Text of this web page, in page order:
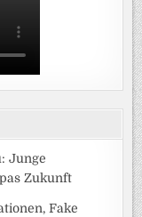
Junge
Zukunft
Fake